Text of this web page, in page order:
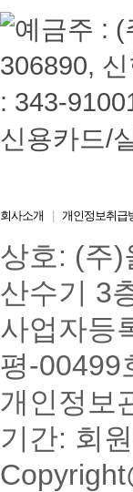
회사소개 개인정보취급
상호: (주)
산수기 3
사업자등
평-00499
개인정보
기간: 회